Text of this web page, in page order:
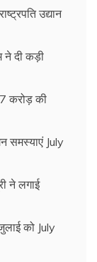
उद्यान
ने दी कड़ी
करोड़ की
समस्याएं July
ने लगाई
को July